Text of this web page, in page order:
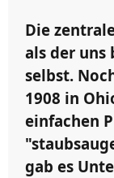
Die
als der uns
selbst.
1908 in
einfachen
gab es